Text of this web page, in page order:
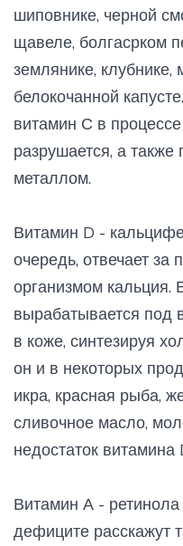
шиповнике, черной
щавеле, болгасрком
землянике,
белокочанной
витамин С в
разрушается, а также
металлом.
Витамин D -
очередь, отвечает за
организмом кальция.
вырабатывается под
в коже, синтезируя
он и в некоторых
икра, красная рыба,
сливочное масло,
недостаток витамина
Витамин А - ретинола
дефиците расскажут